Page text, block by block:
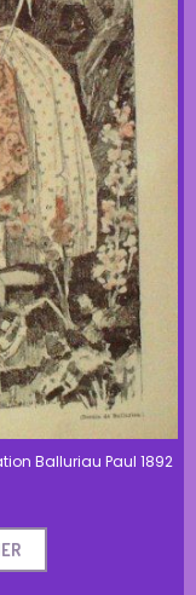
Balluriau Paul 1892